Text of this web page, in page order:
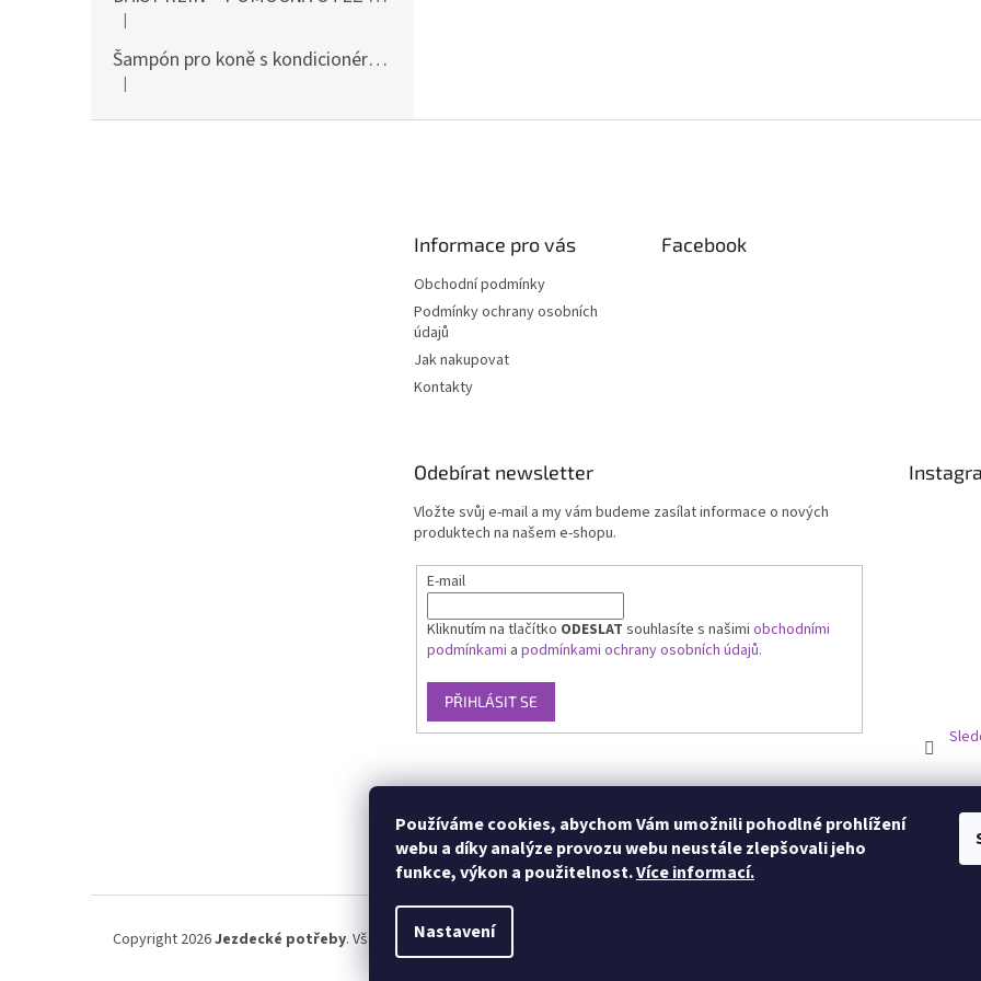
Používáme cookies, abychom Vám umožnili pohodlné prohlížení
webu a díky analýze provozu webu neustále zlepšovali jeho
funkce, výkon a použitelnost.Více informací.
Nastavení
Hodnocení produktu je 5 z 5 hvězdiček.
|
Šampón pro koně s kondicionérem 500ml Waldhausen
Hodnocení produktu je 5 z 5 hvězdiček.
|
Informace pro vás
Obchodní podmínky
Podmínky ochrany osobních
údajů
Jak nakupovat
Kontakty
Facebook
Odebírat newsletter
Vložte svůj e-mail a my vám budeme zasílat informace o nových
produktech na našem e-shopu.
E-mail
Kliknutím na tlačítko ODESLAT souhlasíte s našimi obchodními
podmínkami a podmínkami ochrany osobních údajů.
PŘIHLÁSIT SE
Copyright 2026Jezdecké potřeby. Všechna práva vyhrazena.